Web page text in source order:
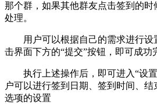
那个群，如果其他群友点击签到的
处理。
用户可以根据自己的需求进行设
击界面下方的“提交”按钮，即可成功
执行上述操作后，即可进入“设置
户可以进行签到日期、签到时间、
选项的设置